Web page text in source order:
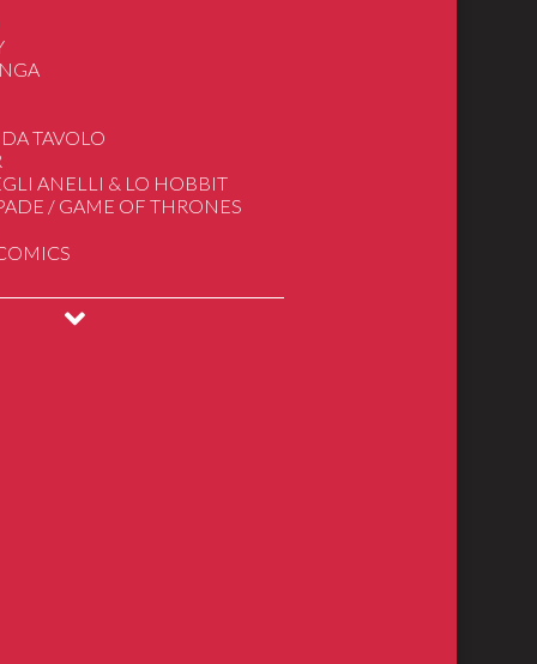
TAVOLO
ANELLI & LO HOBBIT
/ GAME OF THRONES
Puzzles